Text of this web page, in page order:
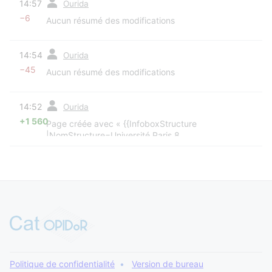
14:57 Ourida
−6 Aucun résumé des modifications
14:54 Ourida
−45 Aucun résumé des modifications
14:52 Ourida
+1 560Page créée avec « {{InfoboxStructure
|NomStructure=Université Paris 8
Politique de confidentialité Version de bureau